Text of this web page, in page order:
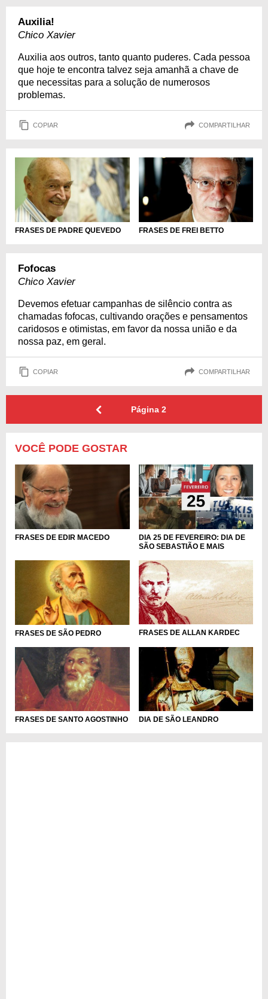
Auxilia!
Chico Xavier
Auxilia aos outros, tanto quanto puderes. Cada pessoa
que hoje te encontra talvez seja amanhã a chave de
que necessitas para a solução de numerosos
problemas.
COPIAR COMPARTILHAR
FRASES DE PADRE QUEVEDO FRASES DE FREI BETTO
Fofocas
Chico Xavier
Devemos efetuar campanhas de silêncio contra as
chamadas fofocas, cultivando orações e pensamentos
caridosos e otimistas, em favor da nossa união e da
nossa paz, em geral.
COPIAR COMPARTILHAR
Página2
VOCÊ PODE GOSTAR
FRASES DE EDIR MACEDO
DIA 25 DE FEVEREIRO: DIA DE
SÃO SEBASTIÃO E MAIS
FRASES DE SÃO PEDRO FRASES DE ALLAN KARDEC
FRASES DE SANTO AGOSTINHO DIA DE SÃO LEANDRO